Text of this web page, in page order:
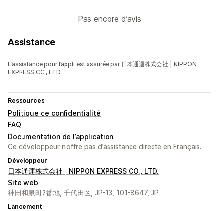
Pas encore d’avis
Assistance
L’assistance pour l’appli est assurée par 日本通運株式会社 | NIPPON
EXPRESS CO., LTD. .
Ressources
Politique de confidentialité
FAQ
Documentation de l’application
Ce développeur n’offre pas d’assistance directe en Français.
Développeur
日本通運株式会社 | NIPPON EXPRESS CO., LTD.
Site web
神田和泉町2番地, 千代田区, JP-13, 101-8647, JP
Lancement